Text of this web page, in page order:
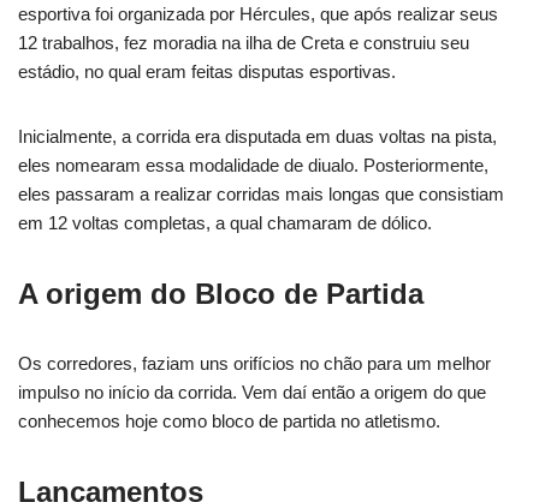
esportiva foi organizada por Hércules, que após realizar seus
12 trabalhos, fez moradia na ilha de Creta e construiu seu
estádio, no qual eram feitas disputas esportivas.
Inicialmente, a corrida era disputada em duas voltas na pista,
eles nomearam essa modalidade de diualo. Posteriormente,
eles passaram a realizar corridas mais longas que consistiam
em 12 voltas completas, a qual chamaram de dólico.
A origem do Bloco de Partida
Os corredores, faziam uns orifícios no chão para um melhor
impulso no início da corrida. Vem daí então a origem do que
conhecemos hoje como bloco de partida no atletismo.
Lançamentos